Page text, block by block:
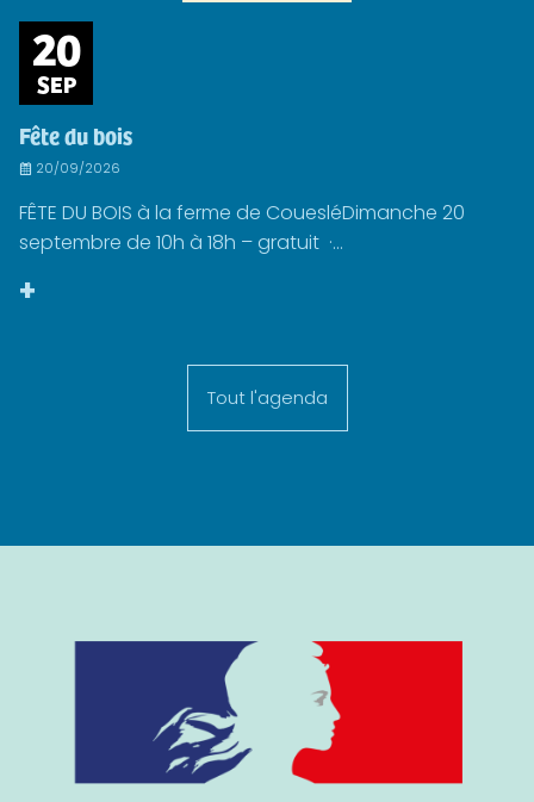
20
SEP
Fête du bois
20/09/2026
FÊTE DU BOIS à la ferme de CouesléDimanche 20
septembre de 10h à 18h – gratuit ·...
+
Tout l'agenda